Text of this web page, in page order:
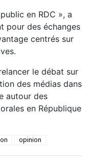
en RDC », a
pour des échanges
centrés sur
le débat sur
des médias dans
autour des
en République
opinion